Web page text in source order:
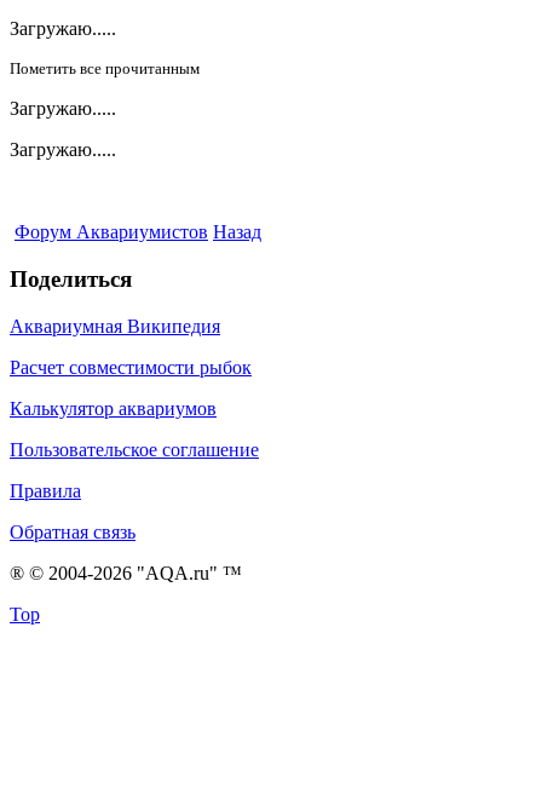
Загружаю.....
Пометить все прочитанным
Загружаю.....
Загружаю.....
Форум Аквариумистов Назад
Поделиться
Аквариумная Википедия
Расчет совместимости рыбок
Калькулятор аквариумов
Пользовательское соглашение
Правила
Обратная связь
® © 2004-2026 "AQA.ru" ™
Top